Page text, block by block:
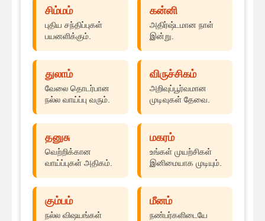
சிம்மம்
புதிய சந்திப்புகள்
பயனளிக்கும்.
கன்னி
அதிர்ஷ்டமான நாள்
இன்று.
துலாம்
வேலை தொடர்பான
நல்ல வாய்ப்பு வரும்.
விருச்சிகம்
அறிவுப்பூர்வமான
முடிவுகள் தேவை.
தனுசு
வெற்றிக்கான
வாய்ப்புகள் அதிகம்.
மகரம்
உங்கள் முயற்சிகள்
இனிமையாக முடியும்.
கும்பம்
நல்ல விஷயங்கள்
மீனம்
நண்பர்களிடையே